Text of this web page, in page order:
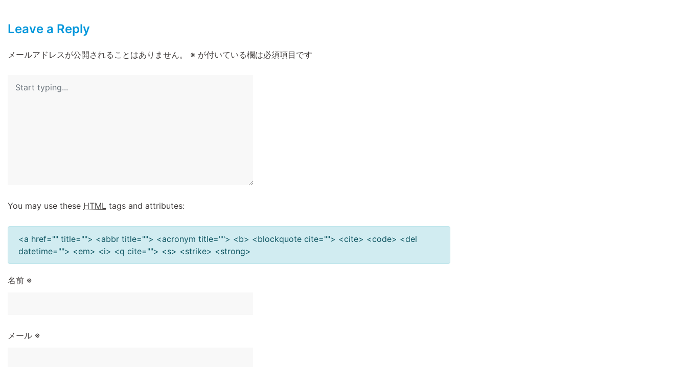
Leave a Reply
メールアドレスが公開されることはありません。 ※ が付いている欄は必須項目です
You may use these HTML tags and attributes:
<a href="" title=""> <abbr title=""> <acronym title=""> <b> <blockquote cite=""> <cite> <code> <del
datetime=""> <em> <i> <q cite=""> <s> <strike> <strong>
名前 ※
メール ※